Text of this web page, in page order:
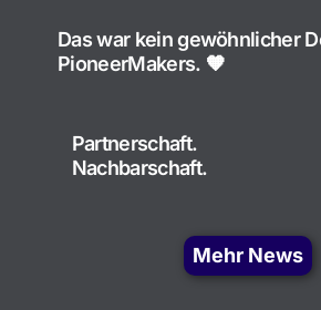
Das war kein gewöhnlicher
PioneerMakers. 🧡
Partnerschaft.
Nachbarschaft.
Mehr News